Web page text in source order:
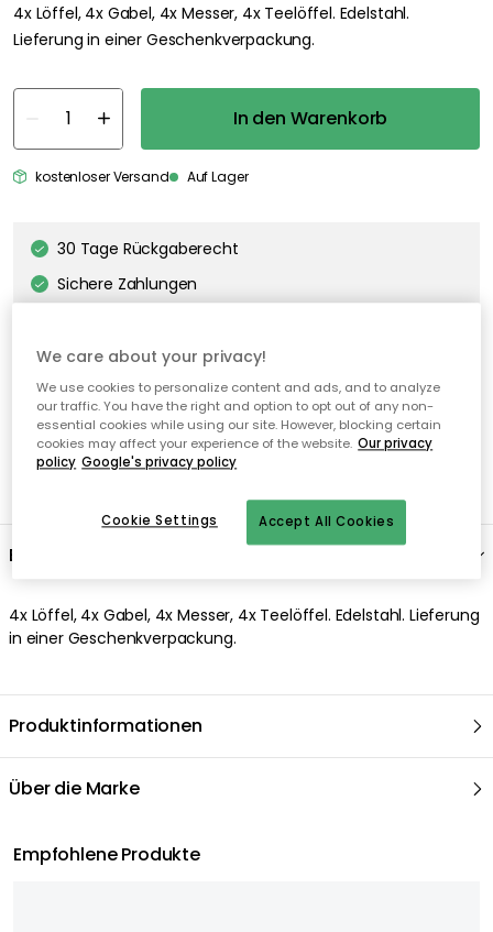
4x Löffel, 4x Gabel, 4x Messer, 4x Teelöffel. Edelstahl.
Lieferung in einer Geschenkverpackung.
In den Warenkorb
kostenloser Versand Auf Lager
30 Tage Rückgaberecht
Sichere Zahlungen
Beschreibung
4x Löffel, 4x Gabel, 4x Messer, 4x Teelöffel. Edelstahl. Lieferung
in einer Geschenkverpackung.
Produktinformationen
Über die Marke
Empfohlene Produkte
We care about your privacy!
We use cookies to personalize content and ads, and to analyze
our traffic. You have the right and option to opt out of any non-
essential cookies while using our site. However, blocking certain
cookies may affect your experience of the website. Our privacy
policy Google's privacy policy
Accept All Cookies
Cookie Settings